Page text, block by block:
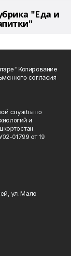
"Еда и
Копирование
согласия
службы по
и
01799 от 19
ул. Мало